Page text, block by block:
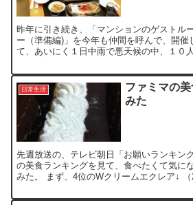
昨年に引き続き、「マンションのゲストル
ー（準備編)」を今年も仲間を呼んで、開催
て、あいにく１日中雨で悪天候の中、１０
日常生活
ファミマの
みた
先週放送の、テレビ朝日「お願いランキン
の美食ランキングを見て、食べたくて気に
みた。 まず、4位のWクリームエクレア↓ （